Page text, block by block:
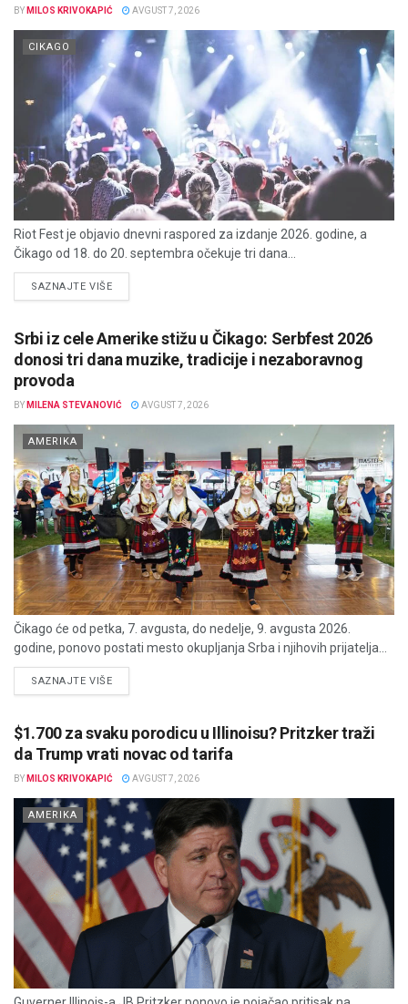
BY MILOS KRIVOKAPIĆ AVGUST 7, 2026
CIKAGO
Riot Fest je objavio dnevni raspored za izdanje 2026. godine, a
Čikago od 18. do 20. septembra očekuje tri dana...
SAZNAJTE VIŠEDETAILS
Srbi iz cele Amerike stižu u Čikago: Serbfest 2026
donosi tri dana muzike, tradicije i nezaboravnog
provoda
BY MILENA STEVANOVIĆ AVGUST 7, 2026
AMERIKA
Čikago će od petka, 7. avgusta, do nedelje, 9. avgusta 2026.
godine, ponovo postati mesto okupljanja Srba i njihovih prijatelja...
SAZNAJTE VIŠEDETAILS
$1.700 za svaku porodicu u Illinoisu? Pritzker traži
da Trump vrati novac od tarifa
BY MILOS KRIVOKAPIĆ AVGUST 7, 2026
AMERIKA